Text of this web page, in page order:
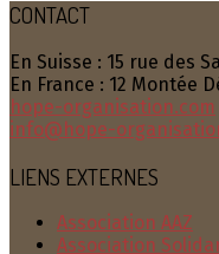
CONTACT
En Suisse : 15 rue des
En France : 12 Montée
hope-organisation.com
info@hope-
LIENS EXTERNES
Association AAZ
Association